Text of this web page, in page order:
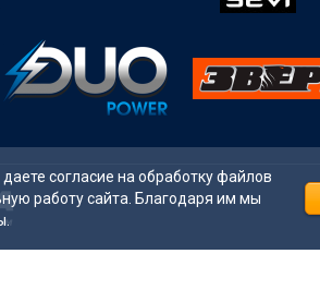
согласие на обработку файлов
работу сайта. Благодаря им мы